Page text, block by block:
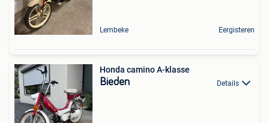
Lembeke Eergisteren
Honda camino A-klasse
Bieden Details